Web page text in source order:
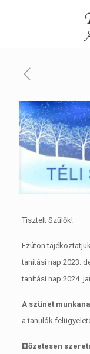
Tisztelt Szülők!
Ezúton
tanítási nap 2023.
tanítási nap 2024.
A szünet
a tanulók
Előzetesen